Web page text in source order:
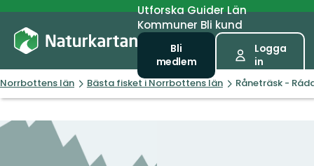
UtforskaGuiderLän
Kommuner Bli kund
Bli
medlem
Logga
in
Norrbottens län Bästa fisket i Norrbottens län Råneträsk -